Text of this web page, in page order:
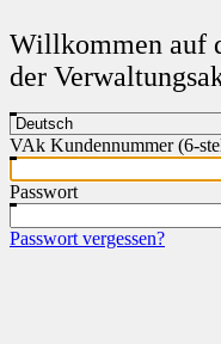
Willkommen auf
der
VAk Kundennummer (6-
Passwort
Passwort vergessen?